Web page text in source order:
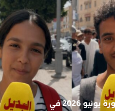
نطلاق امتحانات البكالوريا دورة يونيو 2026 في